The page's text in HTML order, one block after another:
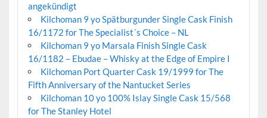
angekündigt
Kilchoman 9 yo Spätburgunder Single Cask Finish
16/1172 for The Specialist´s Choice – NL
Kilchoman 9 yo Marsala Finish Single Cask
16/1182 – Ebudae – Whisky at the Edge of Empire I
Kilchoman Port Quarter Cask 19/1999 for The
Fifth Anniversary of the Nantucket Series
Kilchoman 10 yo 100% Islay Single Cask 15/568
for The Stanley Hotel